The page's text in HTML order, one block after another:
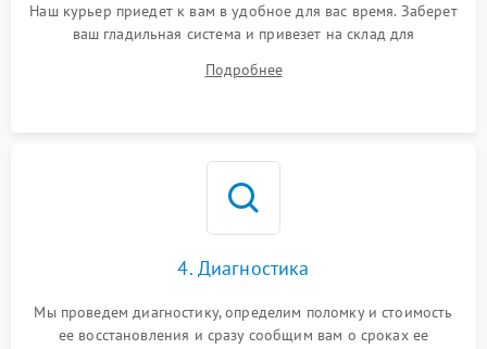
Наш курьер приедет к вам в удобное для вас время. Заберет
ваш гладильная система и привезет на склад для
Подробнее
4. Диагностика
Мы проведем диагностику, определим поломку и стоимость
ее восстановления и сразу сообщим вам о сроках ее